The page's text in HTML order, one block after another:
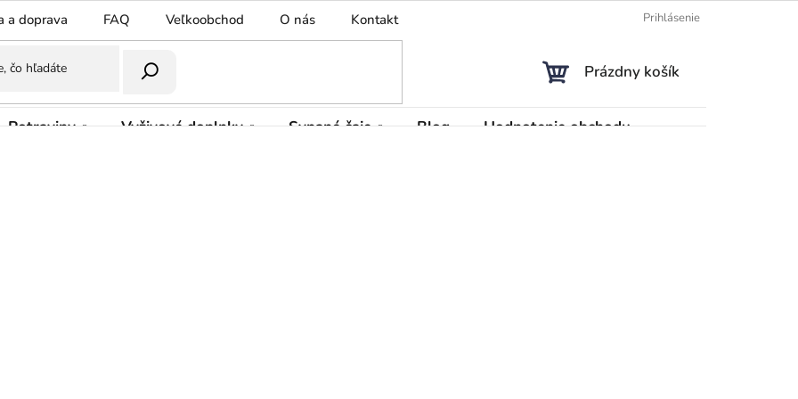
a doprava FAQ Veľkoobchod O nás Kontakt Prihlásenie
NÁKUPNÝ
Prázdny košík
Potraviny Vyživové doplnky Sypané čaje Blog Hodnotenie obchodu